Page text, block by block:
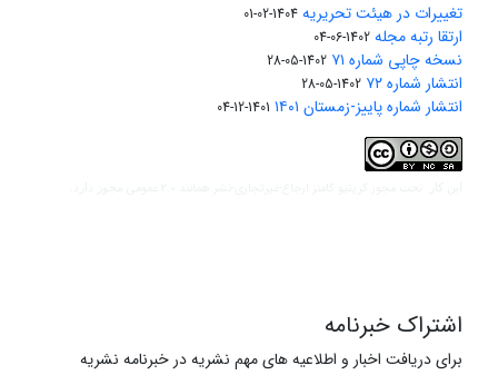
تغییرات در هیئت تحریریه 1404-02-01
ارتقا رتبه مجله 1402-06-04
نسخه چاپی شماره ۷۱ 1402-05-28
انتشار شماره ۷۲ 1402-05-28
انتشار شماره پاییز-زمستان ۱۴۰۱ 1401-12-04
اشتراک خبرنامه
برای دریافت اخبار و اطلاعیه های مهم نشریه در خبرنامه نشریه